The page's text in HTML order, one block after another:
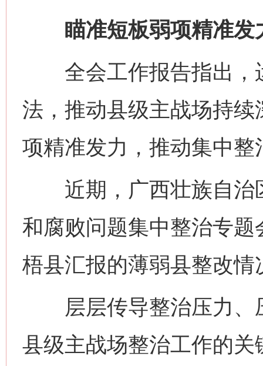
瞄准短板弱项精准发
全会工作报告指出，
法，推动县级主战场持
项精准发力，推动集中
近期，广西壮族自治
和腐败问题集中整治专
梧县汇报的薄弱县整改
层层传导整治压力、
县级主战场整治工作的